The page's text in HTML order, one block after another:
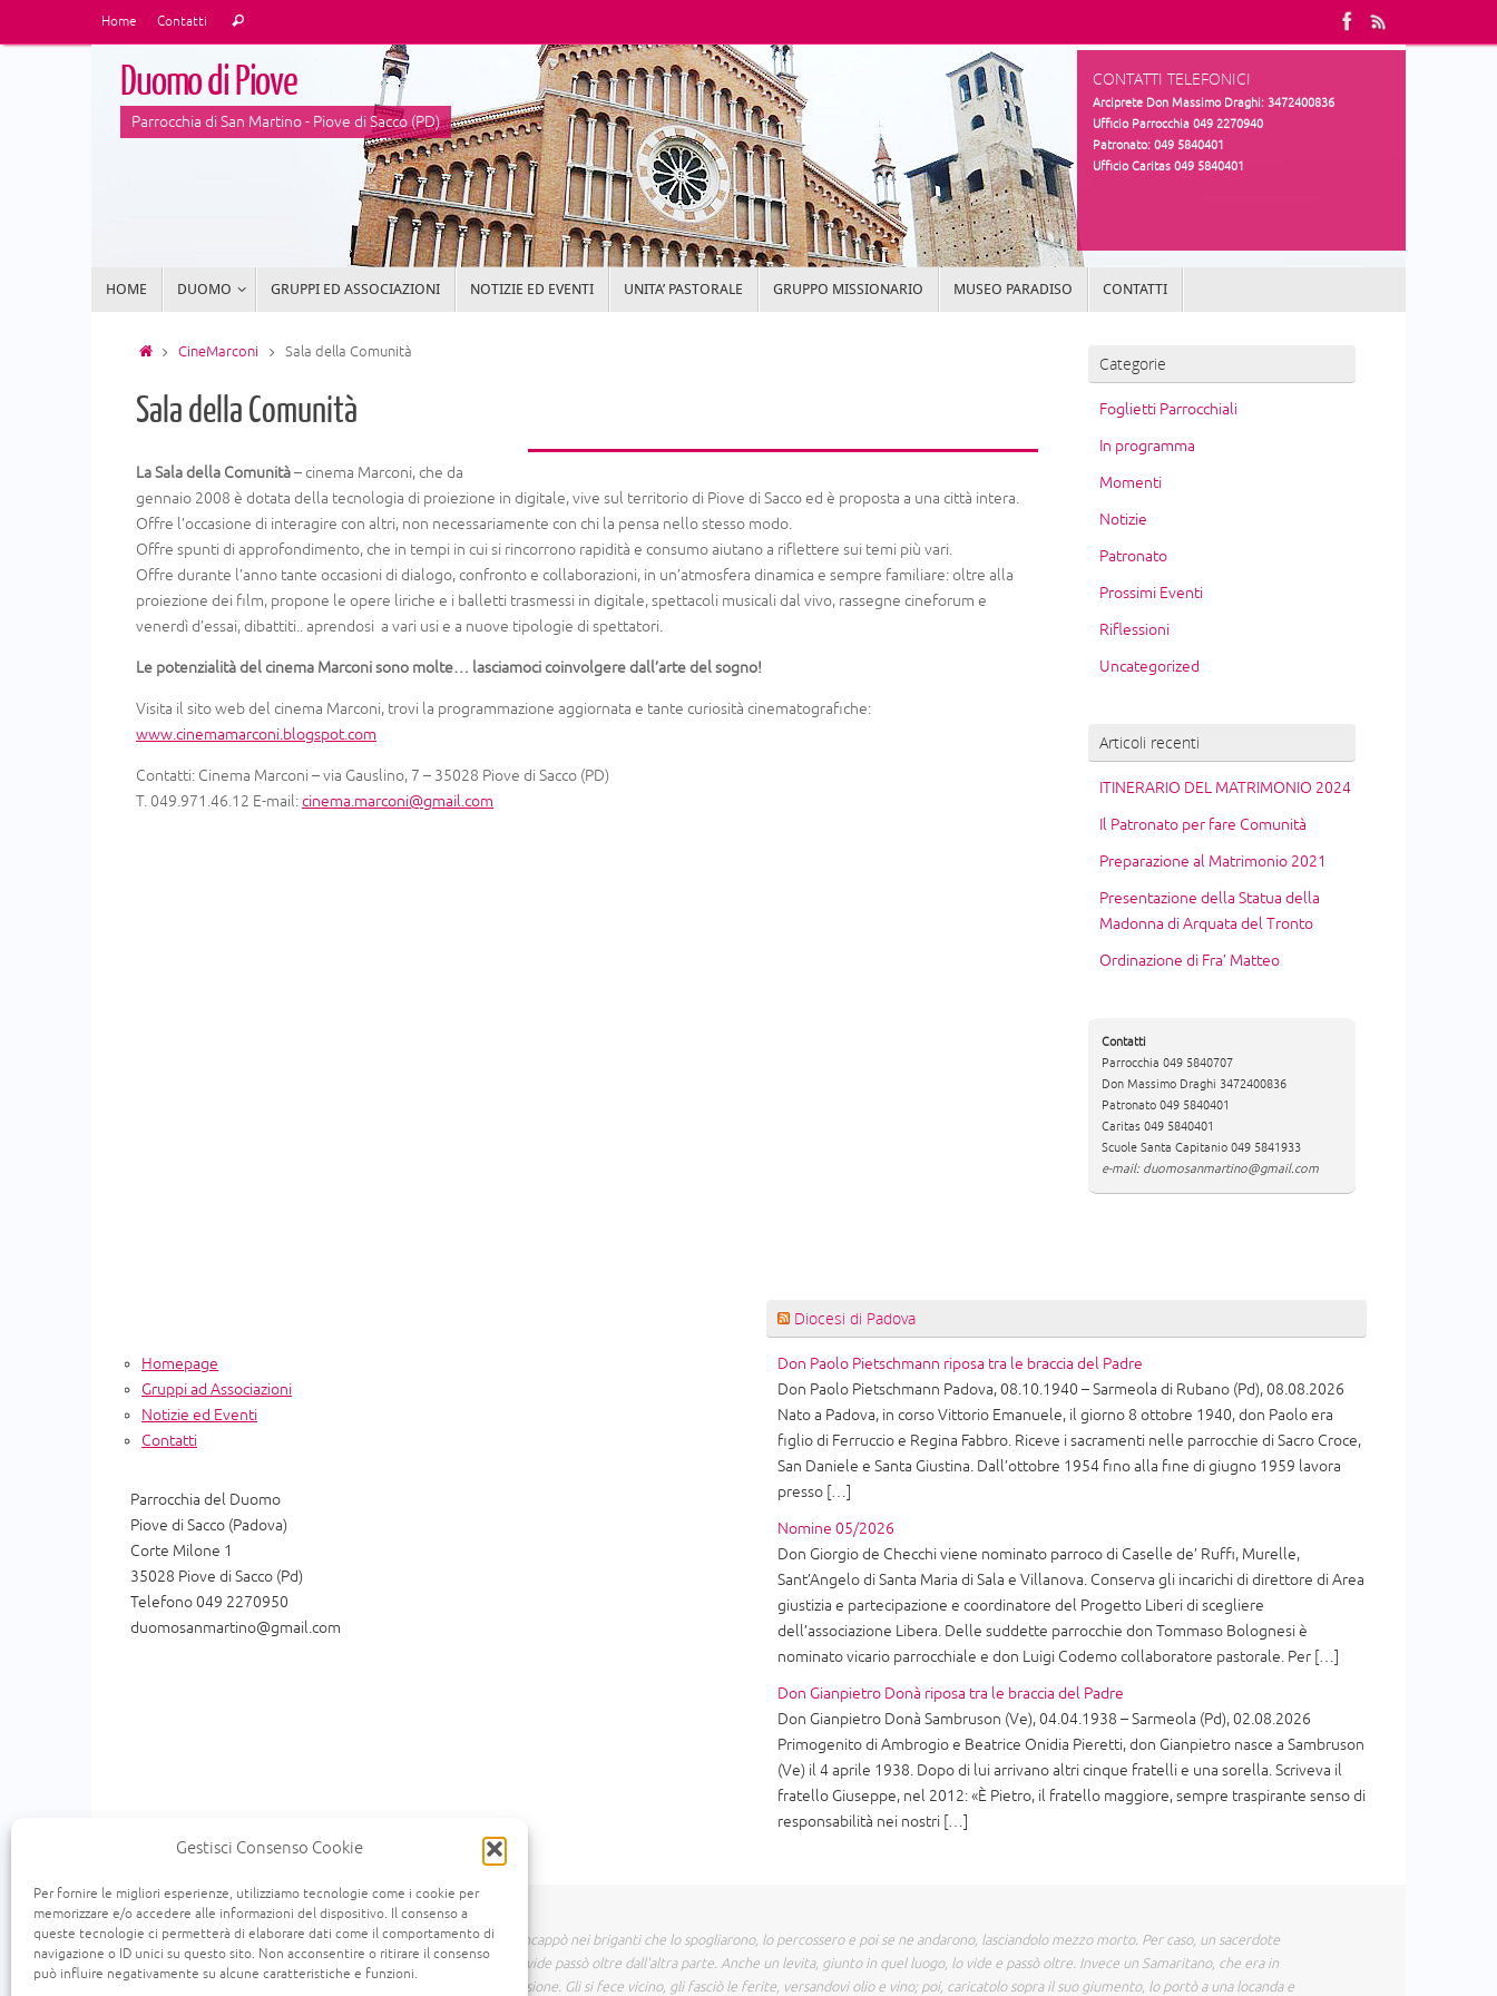
Gestisci Consenso Cookie
Per fornire le migliori esperienze, utilizziamo tecnologie come i cookie per
memorizzare e/o accedere alle informazioni del dispositivo. Il consenso a
queste tecnologie ci permetterà di elaborare dati come il comportamento di
navigazione o ID unici su questo sito. Non acconsentire o ritirare il consenso
può influire negativamente su alcune caratteristiche e funzioni.
Home Contatti Cerca
Duomo di Piove
Parrocchia di San Martino - Piove di Sacco (PD)
CONTATTI TELEFONICI
Arciprete Don Massimo Draghi: 3472400836
Ufficio Parrocchia 049 2270940
Patronato: 049 5840401
Ufficio Caritas 049 5840401
HOME DUOMO GRUPPI ED ASSOCIAZIONI NOTIZIE ED EVENTI UNITA’ PASTORALE GRUPPO MISSIONARIO MUSEO PARADISO CONTATTI
HomeCineMarconi Sala della Comunità
Sala della Comunità
La Sala della Comunità– cinema Marconi, che da
gennaio 2008 è dotata della tecnologia di proiezione in digitale, vive sul territorio di Piove di Sacco ed è proposta a una città intera.
Offre l’occasione di interagire con altri, non necessariamente con chi la pensa nello stesso modo.
Offre spunti di approfondimento, che in tempi in cui si rincorrono rapidità e consumo aiutano a riflettere sui temi più vari.
Offre durante l’anno tante occasioni di dialogo, confronto e collaborazioni, in un’atmosfera dinamica e sempre familiare: oltre alla
proiezione dei film, propone le opere liriche e i balletti trasmessi in digitale, spettacoli musicali dal vivo, rassegne cineforum e
venerdì d’essai, dibattiti.. aprendosi a vari usi e a nuove tipologie di spettatori.
Le potenzialità del cinema Marconi sono molte… lasciamoci coinvolgere dall’arte del sogno!
Visita il sito web del cinema Marconi, trovi la programmazione aggiornata e tante curiosità cinematografiche:
www.cinemamarconi.blogspot.com
Contatti: Cinema Marconi – via Gauslino, 7 – 35028 Piove di Sacco (PD)
T. 049.971.46.12 E-mail:cinema.marconi@gmail.com
Categorie
Foglietti Parrocchiali
In programma
Momenti
Notizie
Patronato
Prossimi Eventi
Riflessioni
Uncategorized
Articoli recenti
ITINERARIO DEL MATRIMONIO 2024
Il Patronato per fare Comunità
Preparazione al Matrimonio 2021
Presentazione della Statua della
Madonna di Arquata del Tronto
Ordinazione di Fra’ Matteo
Contatti
Parrocchia 049 5840707
Don Massimo Draghi 3472400836
Patronato 049 5840401
Caritas 049 5840401
Scuole Santa Capitanio 049 5841933
e-mail: duomosanmartino@gmail.com
Homepage
Gruppi ad Associazioni
Notizie ed Eventi
Contatti
Parrocchia del Duomo
Piove di Sacco (Padova)
Corte Milone 1
35028 Piove di Sacco (Pd)
Telefono 049 2270950
duomosanmartino@gmail.com
Diocesi di Padova
Don Paolo Pietschmann riposa tra le braccia del Padre
Don Paolo Pietschmann Padova, 08.10.1940 – Sarmeola di Rubano (Pd), 08.08.2026
Nato a Padova, in corso Vittorio Emanuele, il giorno 8 ottobre 1940, don Paolo era
figlio di Ferruccio e Regina Fabbro. Riceve i sacramenti nelle parrocchie di Sacro Croce,
San Daniele e Santa Giustina. Dall’ottobre 1954 fino alla fine di giugno 1959 lavora
presso […]
Nomine 05/2026
Don Giorgio de Checchi viene nominato parroco di Caselle de’ Ruffi, Murelle,
Sant’Angelo di Santa Maria di Sala e Villanova. Conserva gli incarichi di direttore di Area
giustizia e partecipazione e coordinatore del Progetto Liberi di scegliere
dell’associazione Libera. Delle suddette parrocchie don Tommaso Bolognesi è
nominato vicario parrocchiale e don Luigi Codemo collaboratore pastorale. Per […]
Don Gianpietro Donà riposa tra le braccia del Padre
Don Gianpietro Donà Sambruson (Ve), 04.04.1938 – Sarmeola (Pd), 02.08.2026
Primogenito di Ambrogio e Beatrice Onidia Pieretti, don Gianpietro nasce a Sambruson
(Ve) il 4 aprile 1938. Dopo di lui arrivano altri cinque fratelli e una sorella. Scriveva il
fratello Giuseppe, nel 2012: «È Pietro, il fratello maggiore, sempre traspirante senso di
responsabilità nei nostri […]
« Un uomo scendeva da Gerusalemme a Gerico e incappò nei briganti che lo spogliarono, lo percossero e poi se ne andarono, lasciandolo mezzo morto. Per caso, un sacerdote
scendeva per quella medesima strada e quando lo vide passò oltre dall'altra parte. Anche un levita, giunto in quel luogo, lo vide e passò oltre. Invece un Samaritano, che era in
viaggio, passandogli accanto lo vide e n'ebbe compassione. Gli si fece vicino, gli fasciò le ferite, versandovi olio e vino; poi, caricatolo sopra il suo giumento, lo portò a una locanda e